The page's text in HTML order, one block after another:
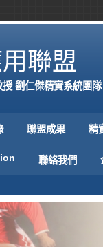
聯盟
劉仁傑精實系統團隊
聯盟成果 精
聯絡我們